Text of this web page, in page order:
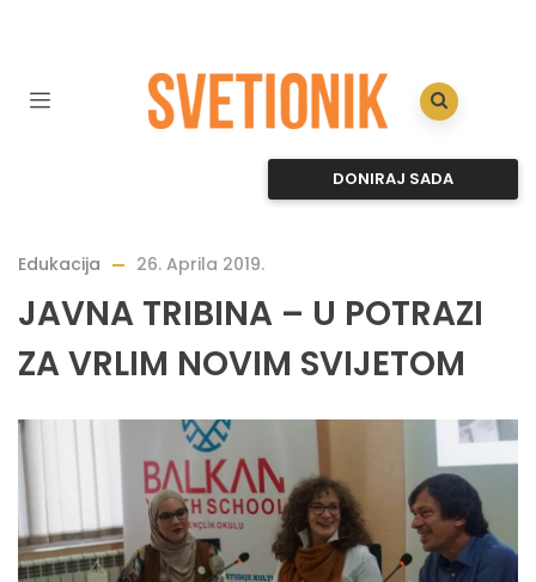
DONIRAJ SADA
Edukacija 26. Aprila 2019.
JAVNA TRIBINA – U POTRAZI
ZA VRLIM NOVIM SVIJETOM